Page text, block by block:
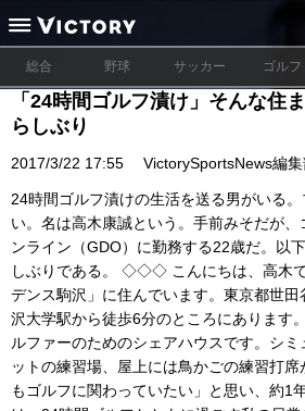
総合 野球 サッカー ゴルフ
「24時間ゴルフ漬け」そんな住
らしぶり
2017/3/22 17:55 VictorySportsNews編
24時間ゴルフ漬けの生活を送る男がいる
い。名は高木康誠という。手前みそだが
ンライン（GDO）に勤務する22歳だ。以
しぶりである。 ◇◇◇ こんにちは、高木
デンス駒沢」に住んでいます。東京都世
沢大学駅から徒歩6分のところにあります
ルファーのためのシェアハウスです。シ
ットの練習場、屋上には鳥かごの練習打
もゴルフに関わっていたい」と思い、約1